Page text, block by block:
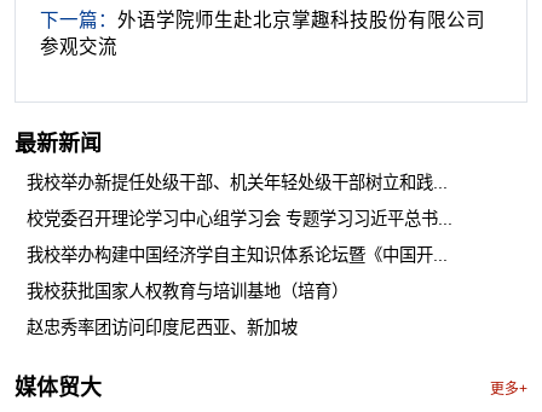
下一篇： 外语学院师生赴北京掌趣科技股份有限公司
参观交流
最新新闻
我校举办新提任处级干部、机关年轻处级干部树立和践...
校党委召开理论学习中心组学习会 专题学习习近平总书...
我校举办构建中国经济学自主知识体系论坛暨《中国开...
我校获批国家人权教育与培训基地（培育）
赵忠秀率团访问印度尼西亚、新加坡
媒体贸大 更多+